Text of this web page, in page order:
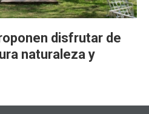
disfrutar de
naturaleza y